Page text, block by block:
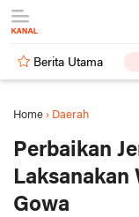
Berita Utama
Home › Daerah
Perbaikan
Laksanakan
Gowa